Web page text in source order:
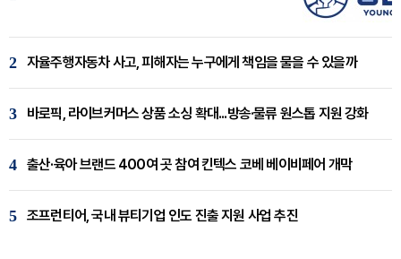
2 자율주행자동차 사고, 피해자는 누구에게 책임을 물을 수 있을까
3 바로픽, 라이브커머스 상품 소싱 확대...방송·물류 원스톱 지원 강화
4 출산·육아 브랜드 400여 곳 참여 킨텍스 코베 베이비페어 개막
5 조프런티어, 국내 뷰티기업 인도 진출 지원 사업 추진